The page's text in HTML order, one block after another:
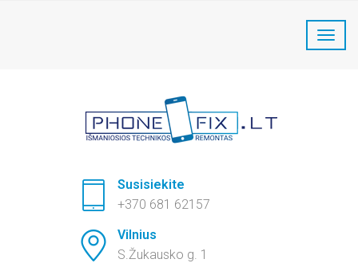
+370 681 62157
Susisiekite
+370 681 62157
Vilnius
S.Žukausko g. 1